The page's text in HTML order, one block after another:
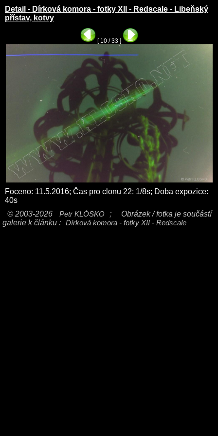
Detail - Dírková komora - fotky XII - Redscale - Libeňský
přístav, kotvy
[ 10 / 33 ]
Foceno: 11.5.2016; Čas pro clonu 22: 1/8s; Doba expozice:
40s
© 2003-2026
Petr KLÓSKO ;
Obrázek / fotka je součástí
galerie k článku : Dírková komora - fotky XII - Redscale